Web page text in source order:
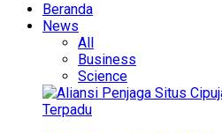
Beranda
News
All
Business
Science